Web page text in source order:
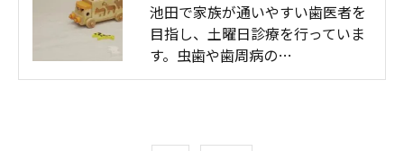
池田で家族が通いやすい歯医者を
目指し、土曜日診療を行っていま
す。虫歯や歯周病の…